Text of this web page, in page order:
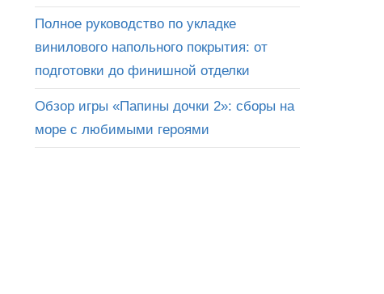
Полное руководство по укладке
винилового напольного покрытия: от
подготовки до финишной отделки
Обзор игры «Папины дочки 2»: сборы на
море с любимыми героями